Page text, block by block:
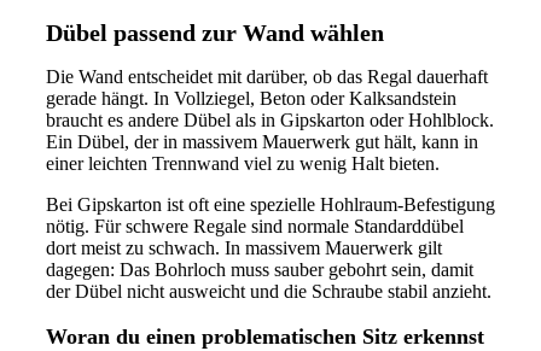
Dübel passend zur Wand wählen
Die Wand entscheidet mit darüber, ob das Regal dauerhaft
gerade hängt. In Vollziegel, Beton oder Kalksandstein
braucht es andere Dübel als in Gipskarton oder Hohlblock.
Ein Dübel, der in massivem Mauerwerk gut hält, kann in
einer leichten Trennwand viel zu wenig Halt bieten.
Bei Gipskarton ist oft eine spezielle Hohlraum-Befestigung
nötig. Für schwere Regale sind normale Standarddübel
dort meist zu schwach. In massivem Mauerwerk gilt
dagegen: Das Bohrloch muss sauber gebohrt sein, damit
der Dübel nicht ausweicht und die Schraube stabil anzieht.
Woran du einen problematischen Sitz erkennst